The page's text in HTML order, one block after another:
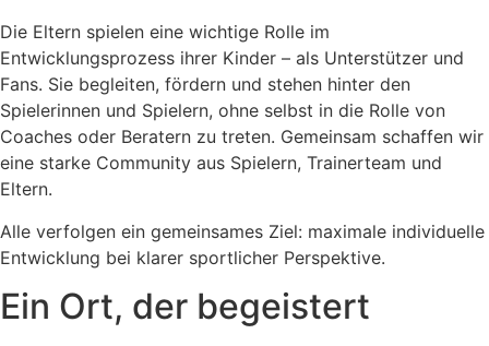
Die Eltern spielen eine wichtige Rolle im
Entwicklungsprozess ihrer Kinder – als Unterstützer und
Fans. Sie begleiten, fördern und stehen hinter den
Spielerinnen und Spielern, ohne selbst in die Rolle von
Coaches oder Beratern zu treten. Gemeinsam schaffen wir
eine starke Community aus Spielern, Trainerteam und
Eltern.
Alle verfolgen ein gemeinsames Ziel: maximale individuelle
Entwicklung bei klarer sportlicher Perspektive.
Ein Ort, der begeistert